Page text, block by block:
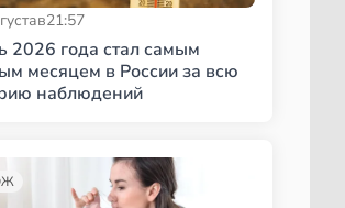
в21:57
2026 года стал самым
месяцем в России за всю
наблюдений